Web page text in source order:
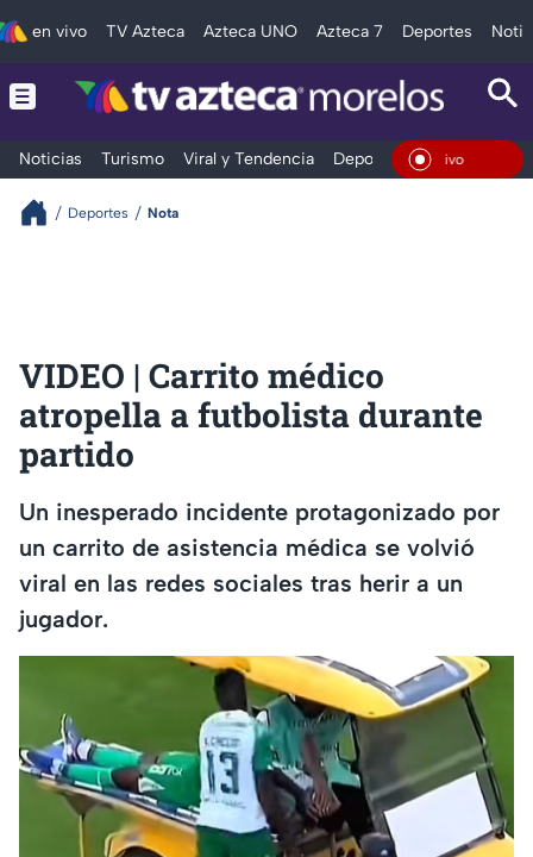
en vivo TV Azteca Azteca UNO Azteca 7 Deportes
Noticias Turismo Viral y Tendencia Deportes Espectáculos
En Vivo
Deportes Nota
VIDEO | Carrito médico
atropella a futbolista durante
partido
Un inesperado incidente protagonizado por
un carrito de asistencia médica se volvió
viral en las redes sociales tras herir a un
jugador.